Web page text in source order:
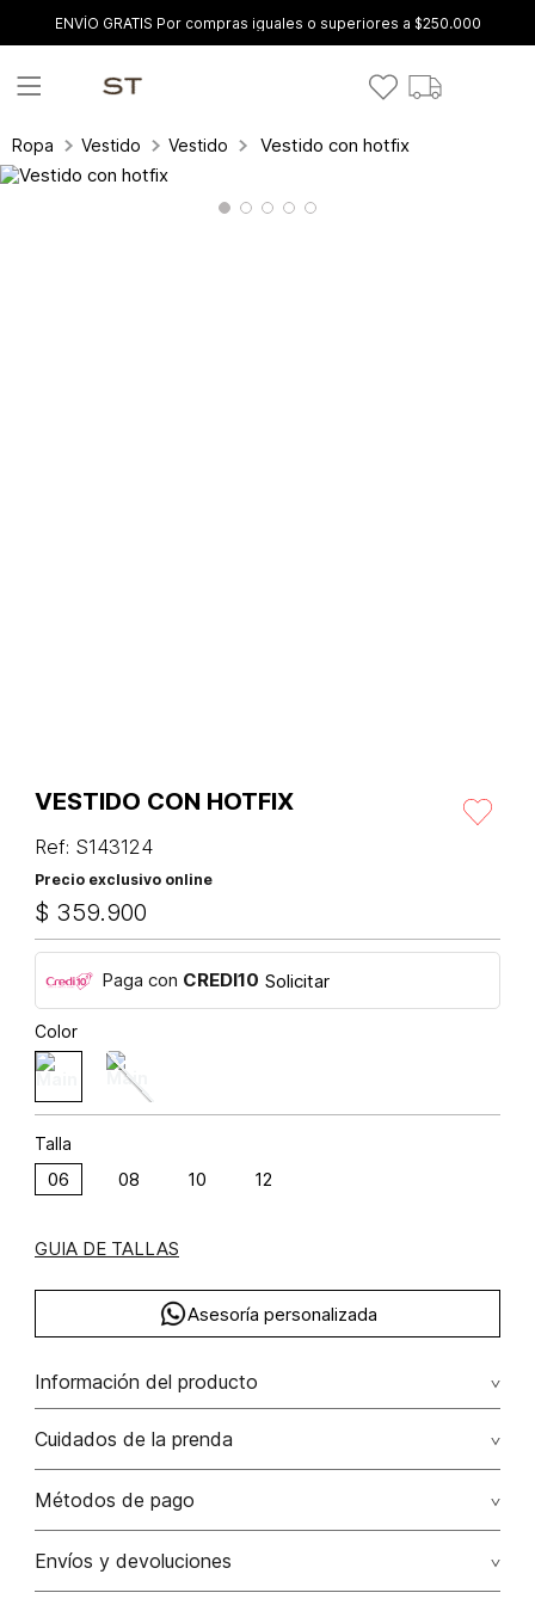
ENVÍO GRATIS Por compras iguales o superiores a $250.000
Ropa Vestidos Vestidos CortosVestido con hotfix
VESTIDO CON HOTFIX
Ref: S143124
Precio exclusivo online
$ 359.900
Paga con CREDI10 Solicitar
Color
Talla
06 08 10 12
GUIA DE TALLAS
Asesoría personalizada
Información del producto
Vestido con hotfix
Composición: POLIÉSTER 90% ELASTANO 10%
Cuidados de la prenda
No dejar en remojo /lavar por separado / no utilizar
No usar lejia
Métodos de pago
Tarjetas de crédito: Visa, Dinners, Master Card y American
Envíos y devoluciones